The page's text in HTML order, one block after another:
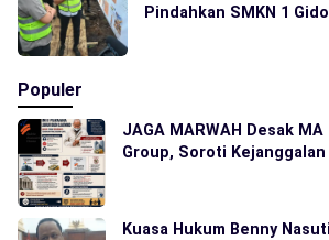
Pindahkan SMKN 1
Populer
JAGA MARWAH Desak
Group, Soroti Kejanggalan
Kuasa Hukum Benny